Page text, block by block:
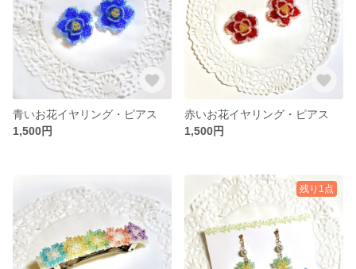
青いお花イヤリング・ピアス
1,500円
赤いお花イヤリング・ピアス
1,500円
残り1点